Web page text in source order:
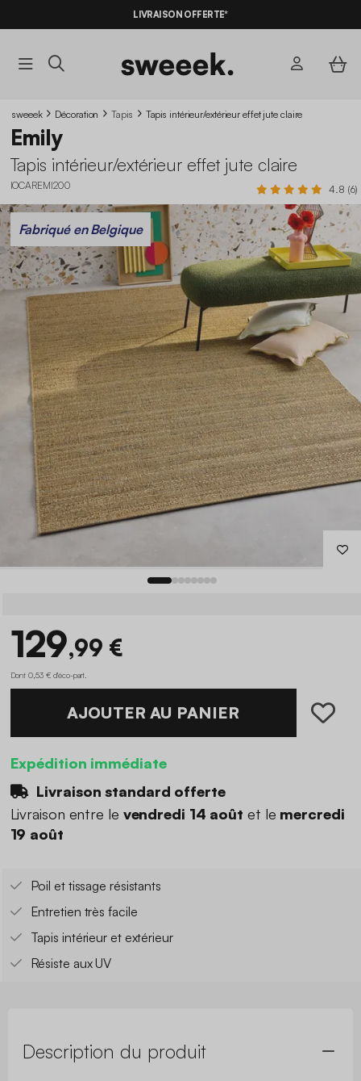
LIVRAISON OFFERTE*
sweeek Décoration Tapis Tapis intérieur/extérieur effet jute claire
Emily
Tapis intérieur/extérieur effet jute claire
IOCAREMI200 4.8 (6)
Fabriqué en Belgique
129,99 €
Dont 0,53 € d'éco-part
AJOUTER AU PANIER
Expédition immédiate
Livraison standard offerte
Livraison entre le vendredi 14 août et le mercredi
19 août
Poil et tissage résistants
Entretien très facile
Tapis intérieur et extérieur
Résiste aux UV
Description du produit